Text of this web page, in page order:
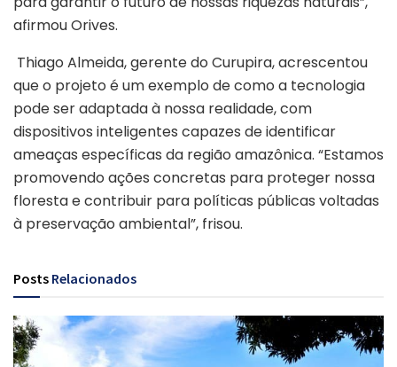
afirmou Orives.
Thiago Almeida, gerente do Curupira, acrescentou
que o projeto é um exemplo de como a tecnologia
pode ser adaptada à nossa realidade, com
dispositivos inteligentes capazes de identificar
ameaças específicas da região amazônica. “Estamos
promovendo ações concretas para proteger nossa
floresta e contribuir para políticas públicas voltadas
à preservação ambiental”, frisou.
Posts Relacionados